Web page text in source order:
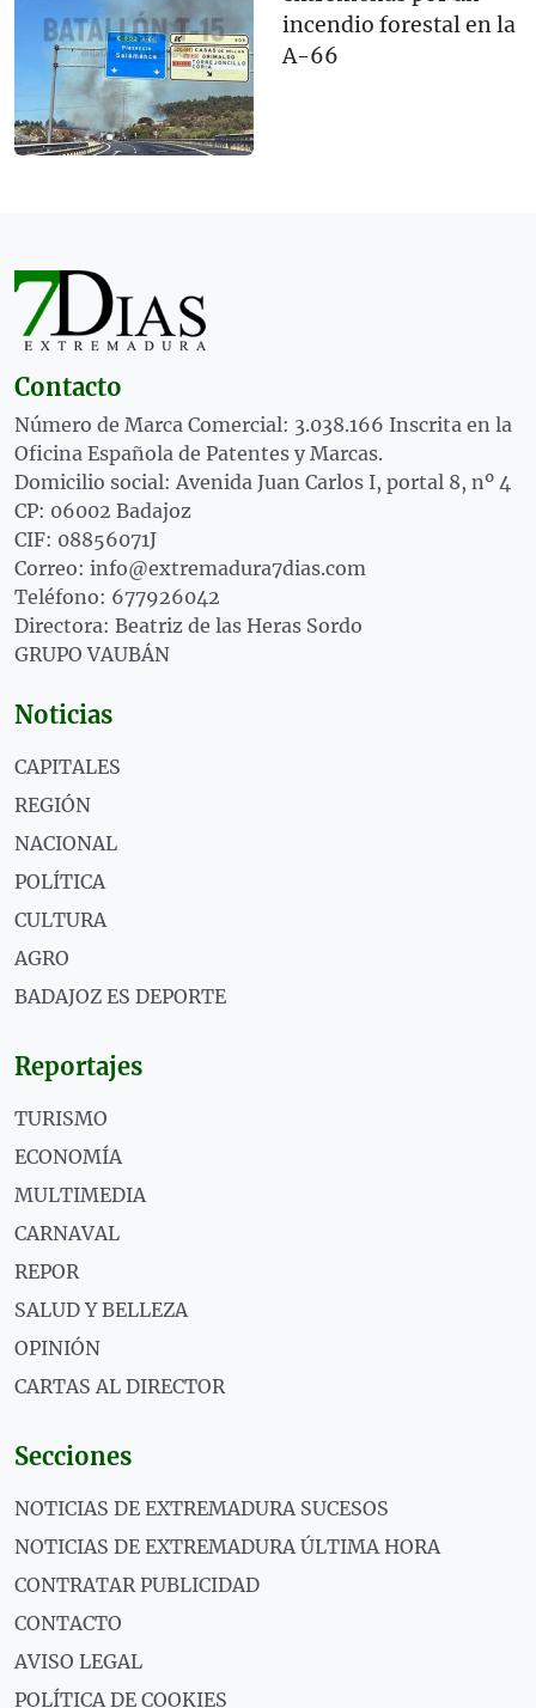
incendio forestal en la
A-66
Contacto
Número de Marca Comercial: 3.038.166 Inscrita en la
Oficina Española de Patentes y Marcas.
Domicilio social: Avenida Juan Carlos I, portal 8, nº 4
CP: 06002 Badajoz
CIF: 08856071J
Correo: info@extremadura7dias.com
Teléfono: 677926042
Directora: Beatriz de las Heras Sordo
GRUPO VAUBÁN
Noticias
CAPITALES
REGIÓN
NACIONAL
POLÍTICA
CULTURA
AGRO
BADAJOZ ES DEPORTE
Reportajes
TURISMO
ECONOMÍA
MULTIMEDIA
CARNAVAL
REPOR
SALUD Y BELLEZA
OPINIÓN
CARTAS AL DIRECTOR
Secciones
NOTICIAS DE EXTREMADURA SUCESOS
NOTICIAS DE EXTREMADURA ÚLTIMA HORA
CONTRATAR PUBLICIDAD
CONTACTO
AVISO LEGAL
POLÍTICA DE COOKIES